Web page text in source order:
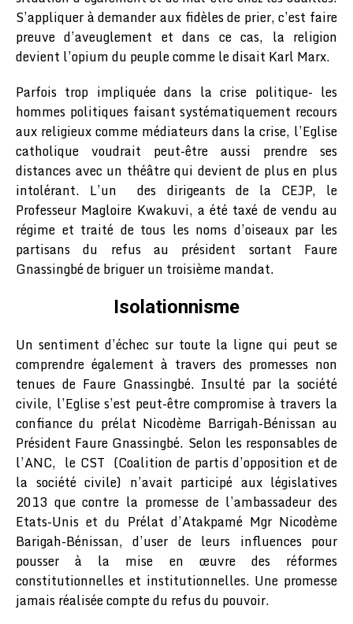
S’appliquer à demander aux fidèles de prier, c’est faire
preuve d’aveuglement et dans ce cas, la religion
devient l’opium du peuple comme le disait Karl Marx.
Parfois trop impliquée dans la crise politique- les
hommes politiques faisant systématiquement recours
aux religieux comme médiateurs dans la crise, l’Eglise
catholique voudrait peut-être aussi prendre ses
distances avec un théâtre qui devient de plus en plus
intolérant. L’un des dirigeants de la CEJP, le
Professeur Magloire Kwakuvi, a été taxé de vendu au
régime et traité de tous les noms d’oiseaux par les
partisans du refus au président sortant Faure
Gnassingbé de briguer un troisième mandat.
Isolationnisme
Un sentiment d’échec sur toute la ligne qui peut se
comprendre également à travers des promesses non
tenues de Faure Gnassingbé. Insulté par la société
civile, l’Eglise s’est peut-être compromise à travers la
confiance du prélat Nicodème Barrigah-Bénissan au
Président Faure Gnassingbé. Selon les responsables de
l’ANC, le CST (Coalition de partis d’opposition et de
la société civile) n’avait participé aux législatives
2013 que contre la promesse de l’ambassadeur des
Etats-Unis et du Prélat d’Atakpamé Mgr Nicodème
Barigah-Bénissan, d’user de leurs influences pour
pousser à la mise en œuvre des réformes
constitutionnelles et institutionnelles. Une promesse
jamais réalisée compte du refus du pouvoir.